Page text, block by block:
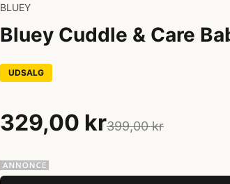
BLUEY
Bluey Cuddle & Care
UDSALG
329,00 kr399,00 kr